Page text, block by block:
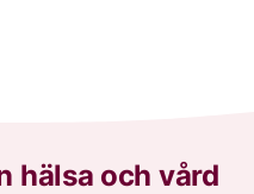
hälsa och vård